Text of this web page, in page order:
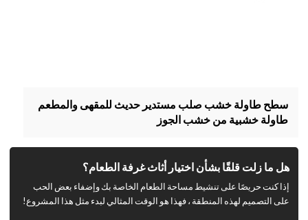
سطح طاولة خشب صلب مستدير حديث للمقهى والمطعم
طاولة خشبية من خشب الجوز
هل ما زلت قلقًا بشأن اختيار أثاث غرفة الطعام؟
إذا كنت حريصًا على تنشيط مساحة الطعام الخاصة بك وإضفاء بعض الحب
على التصميم لهذه المنطقة ، فهذا هو الوقت المثالي لبدء مثل هذا المشروع!